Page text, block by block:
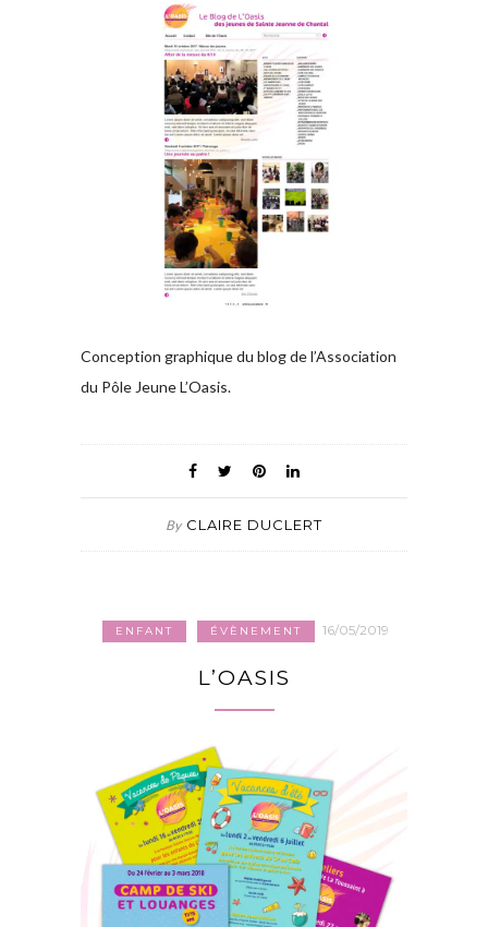
Conception graphique du blog de l’Association
du Pôle Jeune L’Oasis.
By CLAIRE DUCLERT
ENFANT ÉVÈNEMENT 16/05/2019
L’OASIS